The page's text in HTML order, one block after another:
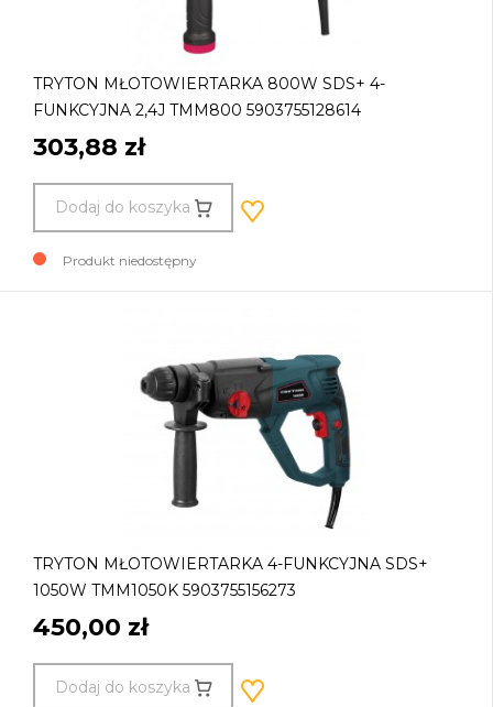
TRYTON MŁOTOWIERTARKA 800W SDS+ 4-
FUNKCYJNA 2,4J TMM800 5903755128614
303,88 zł
Dodaj do koszyka
Produkt niedostępny
TRYTON MŁOTOWIERTARKA 4-FUNKCYJNA SDS+
1050W TMM1050K 5903755156273
450,00 zł
Dodaj do koszyka